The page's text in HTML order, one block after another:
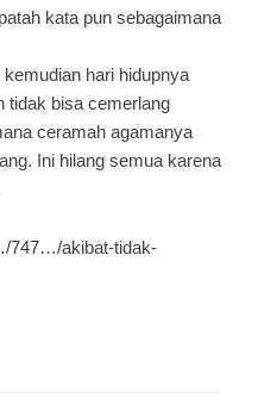
kata pun sebagaimana
hari hidupnya
tidak bisa cemerlang
ceramah agamanya
Ini hilang semua karena
747…/akibat-tidak-